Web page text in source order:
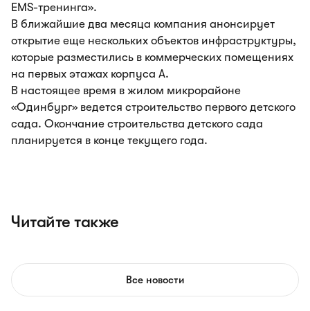
EMS-тренинга».
В ближайшие два месяца компания анонсирует
открытие еще нескольких объектов инфраструктуры,
которые разместились в коммерческих помещениях
на первых этажах корпуса А.
В настоящее время в жилом микрорайоне
«Одинбург» ведется строительство первого детского
сада. Окончание строительства детского сада
планируется в конце текущего года.
Читайте также
Все новости